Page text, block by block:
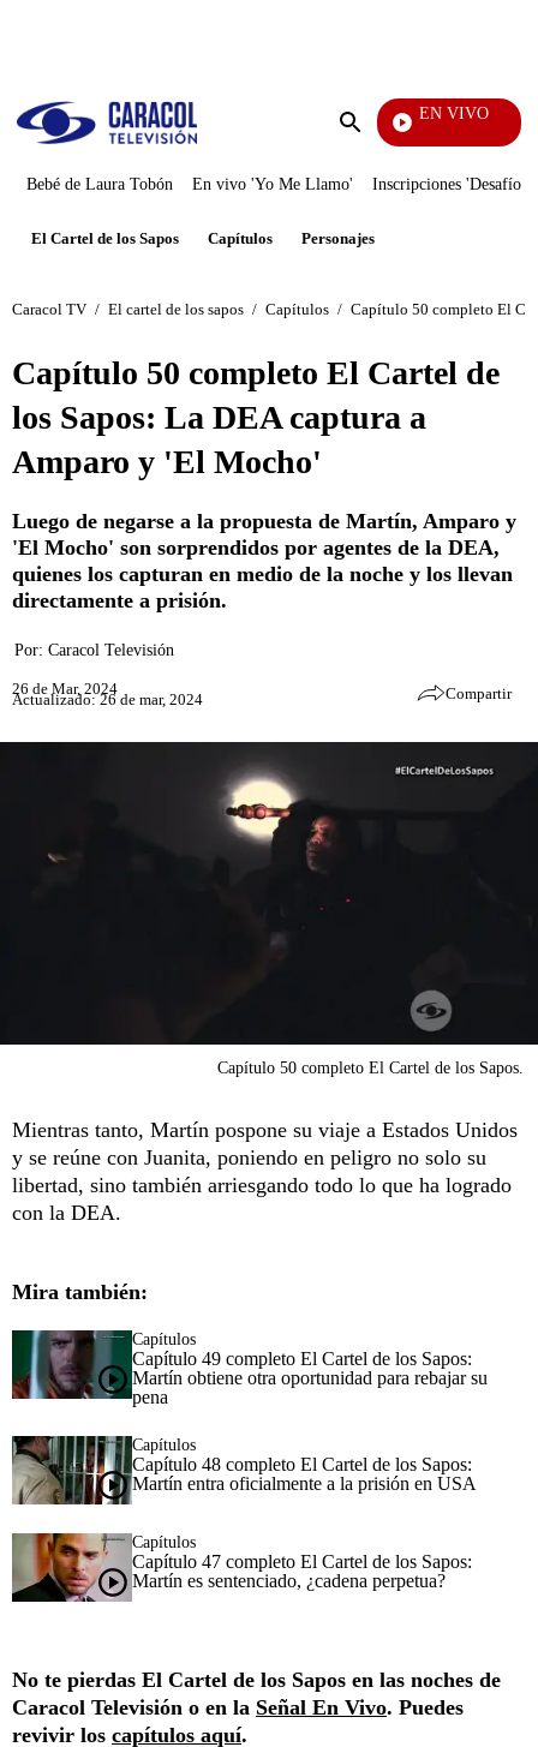
Enviar
EN VIVO
EFÉ
Bebé de Laura Tobón En vivo 'Yo Me Llamo' Inscripciones 'Desafío'
El Cartel de los Sapos Capítulos Personajes
Caracol TV / El cartel de los sapos / Capítulos / Capítulo 50 completo El
Capítulo 50 completo El Cartel de
los Sapos: La DEA captura a
Amparo y 'El Mocho'
Luego de negarse a la propuesta de Martín, Amparo y
'El Mocho' son sorprendidos por agentes de la DEA,
quienes los capturan en medio de la noche y los llevan
directamente a prisión.
Por: Caracol Televisión
26 de Mar, 2024
Actualizado: 26 de mar, 2024 Compartir
Capítulo 50 completo El Cartel de los Sapos.
Mientras tanto, Martín pospone su viaje a Estados Unidos
y se reúne con Juanita, poniendo en peligro no solo su
libertad, sino también arriesgando todo lo que ha logrado
con la DEA.
Mira también:
Capítulos
Capítulo 49 completo El Cartel de los Sapos:
Martín obtiene otra oportunidad para rebajar su
pena
Capítulos
Capítulo 48 completo El Cartel de los Sapos:
Martín entra oficialmente a la prisión en USA
Capítulos
Capítulo 47 completo El Cartel de los Sapos:
Martín es sentenciado, ¿cadena perpetua?
No te pierdas El Cartel de los Sapos en las noches de
Caracol Televisión o en la Señal En Vivo. Puedes
revivir los capítulos aquí.